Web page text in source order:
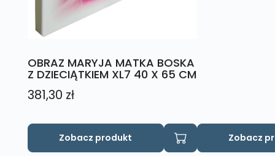
OBRAZ MARYJA MATKA BOSKA
Z DZIECIĄTKIEM XL7 40 X 65 CM
381,30 zł
Zobacz produkt Zobacz